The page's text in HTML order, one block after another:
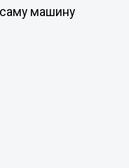
машину